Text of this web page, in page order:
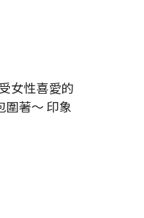
女性喜愛的
圍著～ 印象